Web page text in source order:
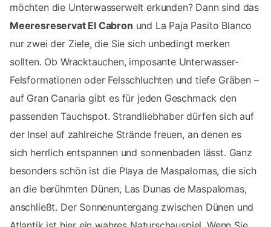
möchten die Unterwasserwelt erkunden? Dann sind das
Meeresreservat El Cabron und La Paja Pasito Blanco
nur zwei der Ziele, die Sie sich unbedingt merken
sollten. Ob Wracktauchen, imposante Unterwasser-
Felsformationen oder Felsschluchten und tiefe Gräben –
auf Gran Canaria gibt es für jeden Geschmack den
passenden Tauchspot. Strandliebhaber dürfen sich auf
der Insel auf zahlreiche Strände freuen, an denen es
sich herrlich entspannen und sonnenbaden lässt. Ganz
besonders schön ist die Playa de Maspalomas, die sich
an die berühmten Dünen, Las Dunas de Maspalomas,
anschließt. Der Sonnenuntergang zwischen Dünen und